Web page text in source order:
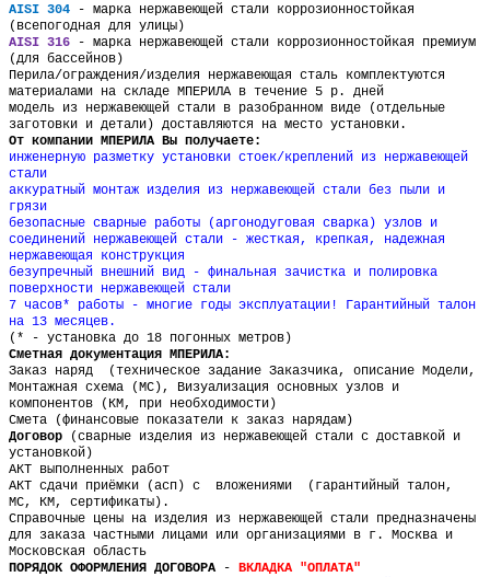
AISI 304 - марка нержавеющей стали коррозионностойкая
(всепогодная для улицы)
AISI 316 - марка нержавеющей стали коррозионностойкая премиум
(для бассейнов)
Перила/ограждения/изделия нержавеющая сталь комплектуются
материалами на складе МПЕРИЛА в течение 5 р. дней
модель из нержавеющей стали в разобранном виде (отдельные
заготовки и детали) доставляются на место установки.
От компании МПЕРИЛА Вы получаете:
инженерную разметку установки стоек/креплений из нержавеющей
стали
аккуратный монтаж изделия из нержавеющей стали без пыли и
грязи
безопасные сварные работы (аргонодуговая сварка) узлов и
соединений нержавеющей стали - жесткая, крепкая, надежная
нержавеющая конструкция
безупречный внешний вид - финальная зачистка и полировка
поверхности нержавеющей стали
7 часов* работы - многие годы эксплуатации! Гарантийный талон
на 13 месяцев.
(* - установка до 18 погонных метров)
Сметная документация МПЕРИЛА:
Заказ наряд (техническое задание Заказчика, описание Модели,
Монтажная схема (МС), Визуализация основных узлов и
компонентов (КМ, при необходимости)
Смета (финансовые показатели к заказ нарядам)
Договор
(сварные изделия из нержавеющей стали с доставкой и
установкой)
АКТ выполненных работ
АКТ сдачи приёмки (асп) с вложениями (гарантийный талон,
МС, КМ, сертификаты).
Справочные цены на изделия из нержавеющей стали предназначены
для заказа частными лицами или организациями в г. Москва и
Московская область
ПОРЯДОК ОФОРМЛЕНИЯ ДОГОВОРА - ВКЛАДКА "ОПЛАТА"